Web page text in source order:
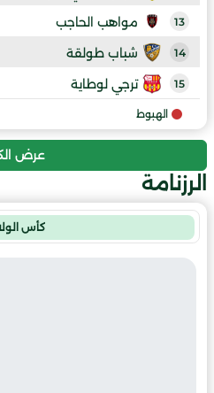
13 مواهب الحاجب
14 شباب طولقة
15 ترجي لوطاية
الهبوط
عرض
الرزنامة
كأس